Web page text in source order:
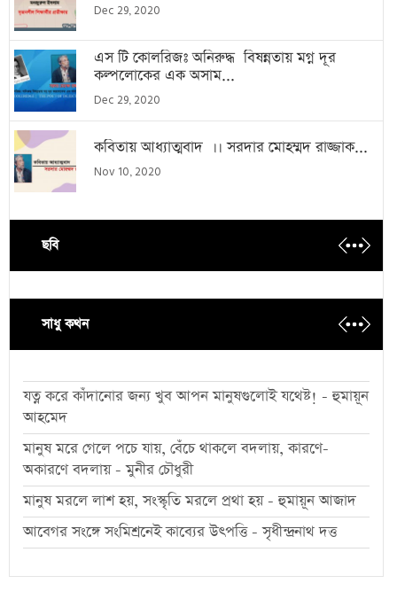
Dec 29, 2020
এস টি কোলরিজঃ অনিরুদ্ধ বিষন্নতায় মগ্ন দূর
কল্পলোকের এক অসাম...
Dec 29, 2020
কবিতায় আধ্যাত্মবাদ ।। সরদার মোহম্মদ রাজ্জাক...
Nov 10, 2020
ছবি
সাধু কথন
যত্ন করে কাঁদানোর জন্য খুব আপন মানুষগুলোই যথেষ্ট! - হুমায়ূন
আহমেদ
মানুষ মরে গেলে পচে যায়, বেঁচে থাকলে বদলায়, কারণে-
অকারণে বদলায় - মুনীর চৌধুরী
মানুষ মরলে লাশ হয়, সংস্কৃতি মরলে প্রথা হয় - হুমায়ূন আজাদ
আবেগর সংঙ্গে সংমিশ্রনেই কাব্যের উৎপত্তি - সৃধীন্দ্রনাথ দত্ত